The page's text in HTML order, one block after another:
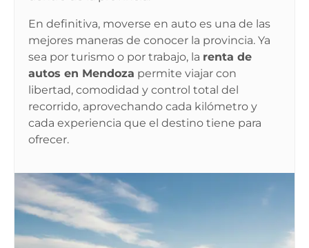
En definitiva, moverse en auto es una de las
mejores maneras de conocer la provincia. Ya
sea por turismo o por trabajo, la renta de
autos en Mendoza permite viajar con
libertad, comodidad y control total del
recorrido, aprovechando cada kilómetro y
cada experiencia que el destino tiene para
ofrecer.